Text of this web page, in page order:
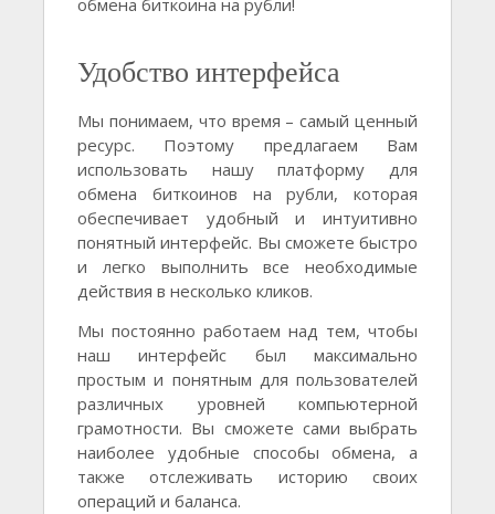
обмена биткоина на рубли!
Удобство интерфейса
Мы понимаем, что время – самый ценный
ресурс. Поэтому предлагаем Вам
использовать нашу платформу для
обмена биткоинов на рубли, которая
обеспечивает удобный и интуитивно
понятный интерфейс. Вы сможете быстро
и легко выполнить все необходимые
действия в несколько кликов.
Мы постоянно работаем над тем, чтобы
наш интерфейс был максимально
простым и понятным для пользователей
различных уровней компьютерной
грамотности. Вы сможете сами выбрать
наиболее удобные способы обмена, а
также отслеживать историю своих
операций и баланса.